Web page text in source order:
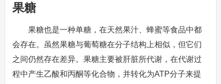
果糖
果糖也是一种单糖，在天然果汁、蜂蜜等食品中都
会存在。虽然果糖与葡萄糖在分子结构上相似，但它们
之间仍然存在差异。果糖主要被肝脏所代谢，在代谢过
程中产生乙酸和丙酮等化合物，并转化为ATP分子来提